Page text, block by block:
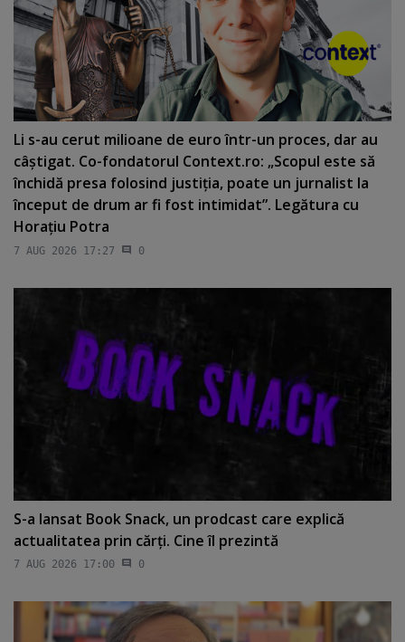
Li s-au cerut milioane de euro într-un proces, dar au
câştigat. Co-fondatorul Context.ro: „Scopul este să
închidă presa folosind justiţia, poate un jurnalist la
început de drum ar fi fost intimidat”. Legătura cu
Horaţiu Potra
7 AUG 2026 17:27 0
S-a lansat Book Snack, un prodcast care explică
actualitatea prin cărţi. Cine îl prezintă
7 AUG 2026 17:00 0